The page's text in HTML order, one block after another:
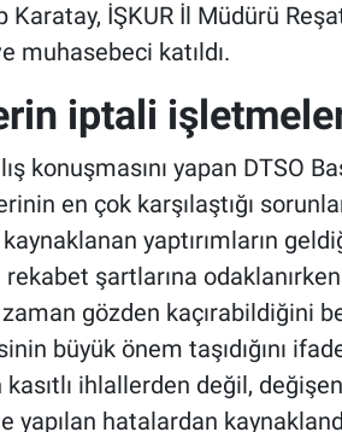
Karatay, İŞKUR İl Müdürü
muhasebeci katıldı.
iptali
konuşmasını yapan DTSO
en çok karşılaştığı
yaptırımların
şartlarına
gözden kaçırabildiğini
büyük önem taşıdığını
kasıtlı ihlallerden değil,
yapılan hatalardan